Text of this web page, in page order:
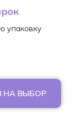
упаковку
НА ВЫБОР